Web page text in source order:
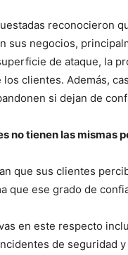
reconocieron
sus negocios,
de ataque, la
clientes. Además,
si dejan de
no tienen las mismas
que sus clientes
que ese grado de
en este respecto
de seguridad